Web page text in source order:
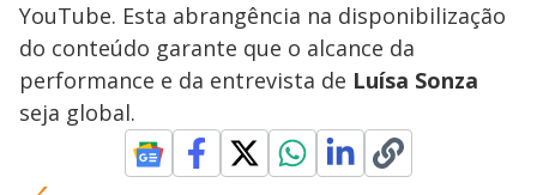
YouTube. Esta abrangência na disponibilização
do conteúdo garante que o alcance da
performance e da entrevista de Luísa Sonza
seja global.